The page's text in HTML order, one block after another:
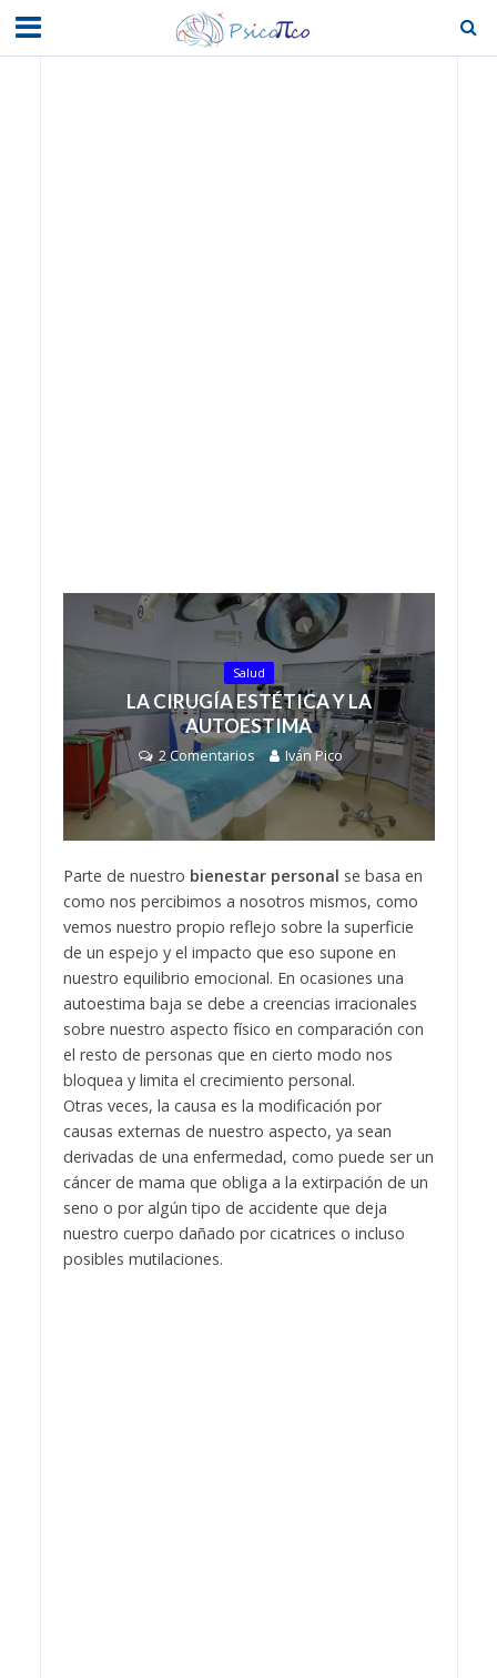
Salud
LA CIRUGÍA ESTÉTICA Y LA
AUTOESTIMA
2 Comentarios Iván Pico
Parte de nuestro bienestar personal se basa en
como nos percibimos a nosotros mismos, como
vemos nuestro propio reflejo sobre la superficie
de un espejo y el impacto que eso supone en
nuestro equilibrio emocional. En ocasiones una
autoestima baja se debe a creencias irracionales
sobre nuestro aspecto físico en comparación con
el resto de personas que en cierto modo nos
bloquea y limita el crecimiento personal.
Otras veces, la causa es la modificación por
causas externas de nuestro aspecto, ya sean
derivadas de una enfermedad, como puede ser un
cáncer de mama que obliga a la extirpación de un
seno o por algún tipo de accidente que deja
nuestro cuerpo dañado por cicatrices o incluso
posibles mutilaciones.